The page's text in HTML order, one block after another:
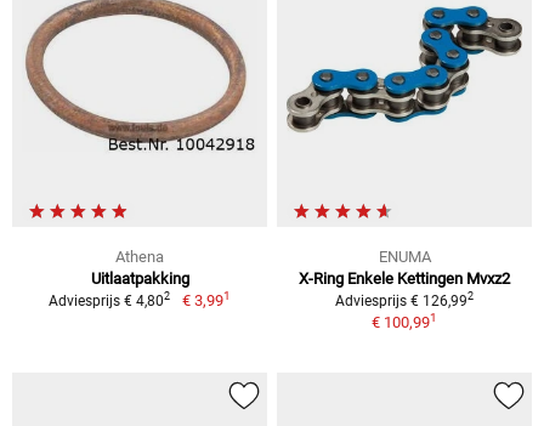
Athena
Uitlaatpakking
Adviesprijs € 4,802 € 3,991
ENUMA
X-Ring Enkele Kettingen Mvxz2
Adviesprijs € 126,992
€ 100,991